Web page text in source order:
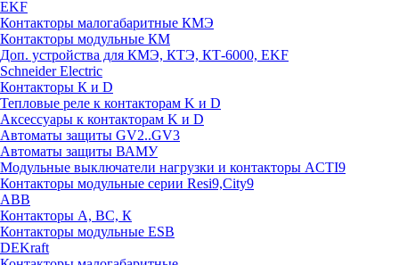
EKF
Контакторы малогабаритные КМЭ
Контакторы модульные КМ
Доп. устройства для КМЭ, КТЭ, КТ-6000, EKF
Schneider Electric
Контакторы К и D
Тепловые реле к контакторам K и D
Аксессуары к контакторам K и D
Автоматы защиты GV2..GV3
Автоматы защиты ВАМУ
Модульные выключатели нагрузки и контакторы ACTI9
Контакторы модульные серии Resi9,City9
ABB
Контакторы А, ВС, К
Контакторы модульные ESB
DEKraft